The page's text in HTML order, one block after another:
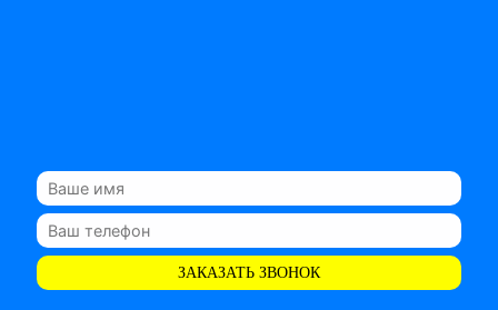
ЗАКАЗАТЬ ЗВОНОК